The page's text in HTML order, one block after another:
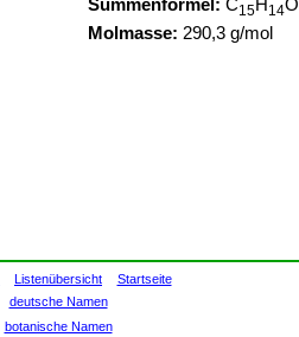
Summenformel: C15H 14O
Molmasse: 290,3 g/mol
Listenübersicht
Startseite
deutsche Namen
botanische Namen